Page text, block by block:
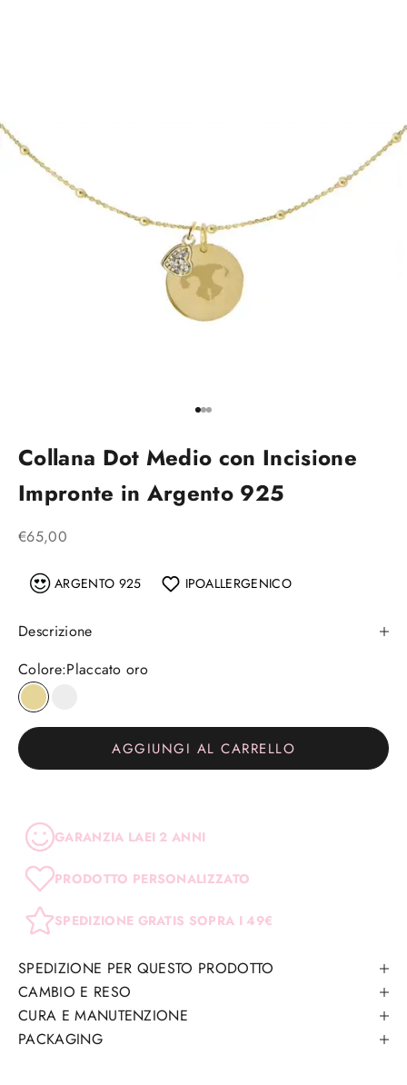
Vai all'articolo 1
Vai all'articolo 2
Vai all'articolo 3
Collana Dot Medio con Incisione
Impronte in Argento 925
Prezzo scontato
€65,00
ARGENTO 925 IPOALLERGENICO
Descrizione
Colore:Placcato oro
Placcato oro
AGGIUNGI AL CARRELLO
GARANZIA LAEI 2 ANNI
PRODOTTO PERSONALIZZATO
SPEDIZIONE GRATIS SOPRA I 49€
SPEDIZIONE PER QUESTO PRODOTTO
CAMBIO E RESO
CURA E MANUTENZIONE
PACKAGING